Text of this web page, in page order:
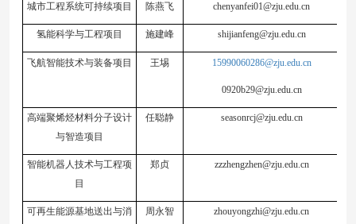
城市工程系统可持续项目 陈燕飞 chenyanfei01@zju.edu.cn
氢能科学与工程项目 施建峰 shijianfeng@zju.edu.cn
飞航智能技术与装备项目 王埸 15990060286@zju.edu.cn
0920b29@zju.edu.cn
高端聚烯烃材料分子设计
与智造项目
任聪静 seasonrcj@zju.edu.cn
智能机器人技术与工程项
目
郑贞 zzzhengzhen@zju.edu.cn
可再生能源基地送出与消
周永智 zhouyongzhi@zju.edu.cn